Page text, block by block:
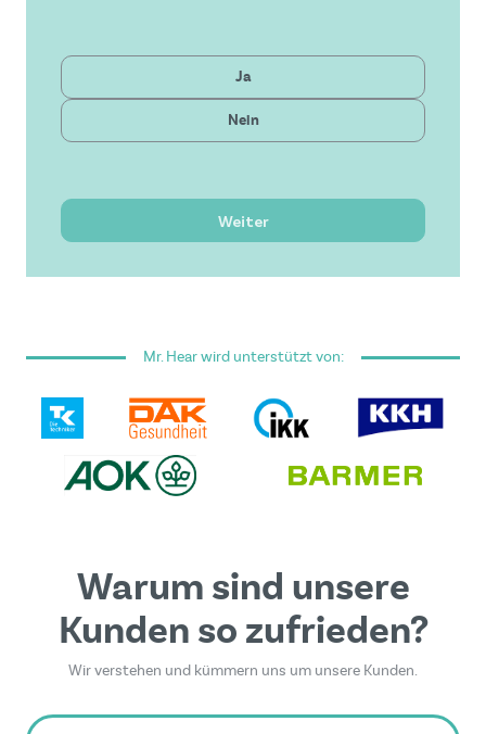
Ja
Nein
Weiter
Privat
Gesetzlich
Hervorragender Service
Dieses Formular ist durch reCAPTCHA geschützt - es
gelten die Google Datenschutzrichtlinie
Nutzungsbedingungen
Mr. Hear wird unterstützt von:
Warum sind unsere
Kunden so zufrieden?
Wir verstehen und kümmern uns um unsere Kunden.